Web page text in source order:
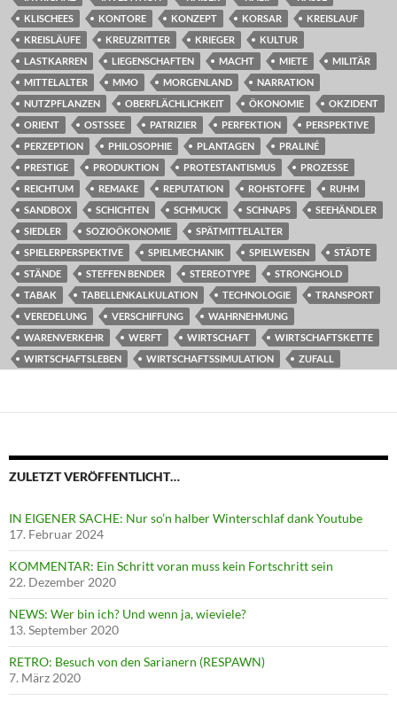
KLISCHEES
KONTORE KONZEPT KORSAR
KREISLAUF
KREISLÄUFE
KREUZRITTER KRIEGER
KULTUR
LASTKARREN
LIEGENSCHAFTEN MACHT MIETE
MILITÄR
MITTELALTER
MMO MORGENLAND
NARRATION
NUTZPFLANZEN
OBERFLÄCHLICHKEIT ÖKONOMIE
OKZIDENT
ORIENT
OSTSSEE PATRIZIER PERFEKTION
PERSPEKTIVE
PERZEPTION
PHILOSOPHIE PLANTAGEN
PRALINÉ
PRESTIGE
PRODUKTION PROTESTANTISMUS
PROZESSE
REICHTUM
REMAKE REPUTATION ROHSTOFFE
RUHM
SANDBOX
SCHICHTEN SCHMUCK SCHNAPS
SEEHÄNDLER
SIEDLER
SOZIOÖKONOMIE
SPÄTMITTELALTER
SPIELERPERSPEKTIVE
SPIELMECHANIK SPIELWEISEN
STÄDTE
STÄNDE
STEFFEN BENDER STEREOTYPE
STRONGHOLD
TABAK
TABELLENKALKULATION TECHNOLOGIE
TRANSPORT
VEREDELUNG
VERSCHIFFUNG
WAHRNEHMUNG
WARENVERKEHR
WERFT WIRTSCHAFT
WIRTSCHAFTSKETTE
WIRTSCHAFTSLEBEN
WIRTSCHAFTSSIMULATION ZUFALL
ZULETZT VERÖFFENTLICHT…
IN EIGENER SACHE: Nur so’n halber Winterschlaf dank Youtube
17. Februar 2024
KOMMENTAR: Ein Schritt voran muss kein Fortschritt sein
22. Dezember 2020
NEWS: Wer bin ich? Und wenn ja, wieviele?
13. September 2020
RETRO: Besuch von den Sarianern (RESPAWN)
7. März 2020